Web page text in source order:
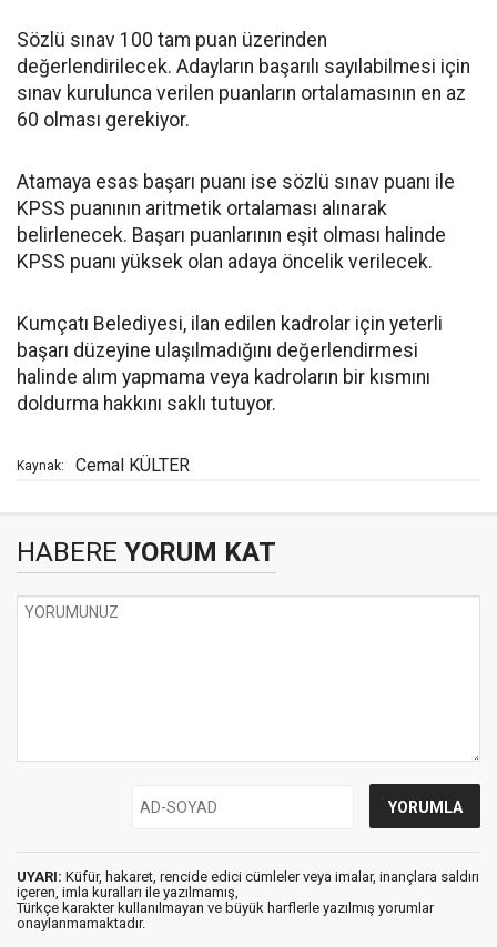
Sözlü sınav 100 tam puan üzerinden
değerlendirilecek. Adayların başarılı sayılabilmesi için
sınav kurulunca verilen puanların ortalamasının en az
60 olması gerekiyor.
Atamaya esas başarı puanı ise sözlü sınav puanı ile
KPSS puanının aritmetik ortalaması alınarak
belirlenecek. Başarı puanlarının eşit olması halinde
KPSS puanı yüksek olan adaya öncelik verilecek.
Kumçatı Belediyesi, ilan edilen kadrolar için yeterli
başarı düzeyine ulaşılmadığını değerlendirmesi
halinde alım yapmama veya kadroların bir kısmını
doldurma hakkını saklı tutuyor.
Kaynak: Cemal KÜLTER
HABERE YORUM KAT
UYARI: Küfür, hakaret, rencide edici cümleler veya imalar, inançlara saldırı
içeren, imla kuralları ile yazılmamış,
Türkçe karakter kullanılmayan ve büyük harflerle yazılmış yorumlar
onaylanmamaktadır.